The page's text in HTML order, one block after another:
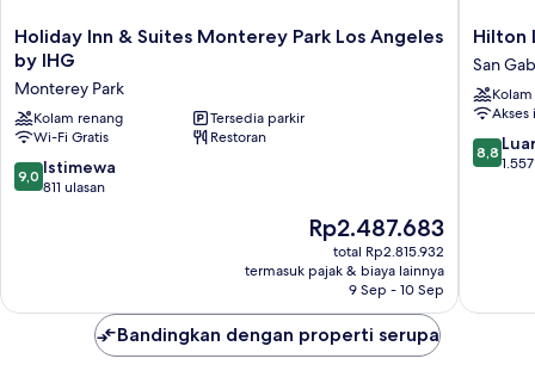
Holiday
Inn
Suites
Monterey
Park
Los
Angeles
Holiday Inn & Suites Monterey Park Los Angeles
by IHG
Monterey Park
Kolam renang
Tersedia parkir
Wi-Fi Gratis
Restoran
9.0
dari
9,0 Istimewa
811 ulasan
Harga
sekarang
Rp2.487.683
Rp2.487.683
total Rp2.815.932
termasuk pajak & biaya lainnya
9 Sep - 10 Sep
Hilton
Los
Gabriel
San
Gabriel
Hilton
San
8.8
dari
8,8
Bandingkan dengan properti serupa